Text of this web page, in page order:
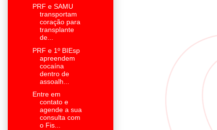
PRF e SAMU
transportam
coração para
transplante
de...
PRF e 1º BIEsp
apreendem
cocaína
dentro de
assoalh...
Entre em
contato e
agende a sua
consulta com
o Fis...